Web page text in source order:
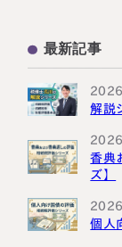
国外転出
最新記事
解説
香典
ズ】
個人